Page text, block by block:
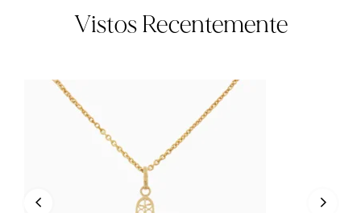
Vistos Recentemente